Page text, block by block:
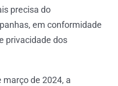
precisa do
em conformidade
privacidade dos
março de 2024, a